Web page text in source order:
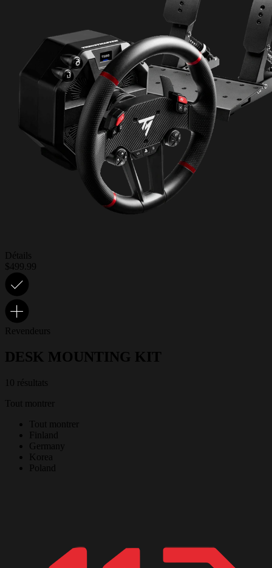
Détails
$499.99
Revendeurs
DESK MOUNTING KIT
10 résultats
Tout montrer
Tout montrer
Finland
Germany
Korea
Poland